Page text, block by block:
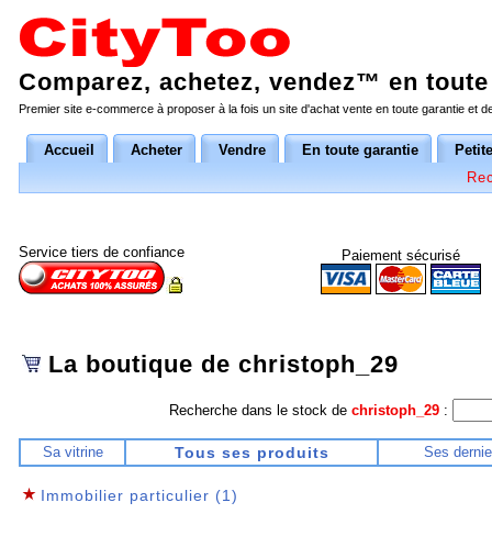
Comparez, achetez, vendez™ en
Premier site e-commerce à proposer à la fois un site d'achat vente en toute garantie et
Accueil Acheter Vendre En toute garantie
Service tiers de confiance Paiement sécurisé
La boutique de christoph_29
Recherche dans le stock de christoph_29:
Sa vitrine Tous ses produits Ses
Immobilier particulier (1)